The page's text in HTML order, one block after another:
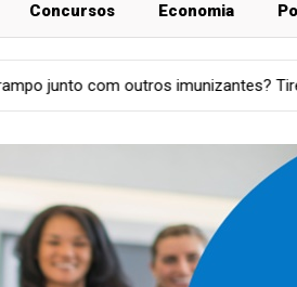
Concursos Economia
Tire suas dúvidas